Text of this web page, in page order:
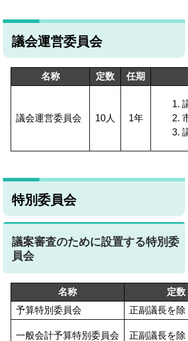
議会運営委員会
名称 定数 任期
議会運営委員会 10人 1年
特別委員会
議案審査のために設置する特別委
員会
名称
定数
予算特別委員会
正副議長を除
一般会計予算特別委員会 正副議長を除